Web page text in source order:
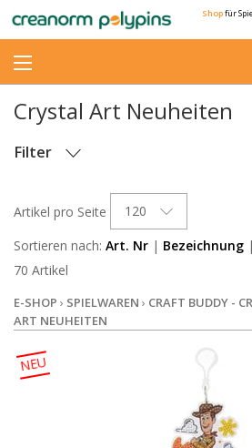
Shopfür
Crystal Art Neuheiten
Filter
LAGERBESTAND
Artikel pro Seite
120
Sortieren nach: Art. Nr | Bezeichnung |
70 Artikel
E-SHOP › SPIELWAREN › CRAFT BUDDY -
ART NEUHEITEN
NEU